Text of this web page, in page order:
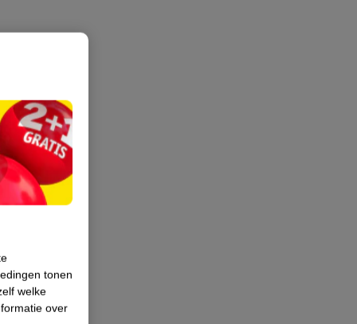
tonen
welke
over